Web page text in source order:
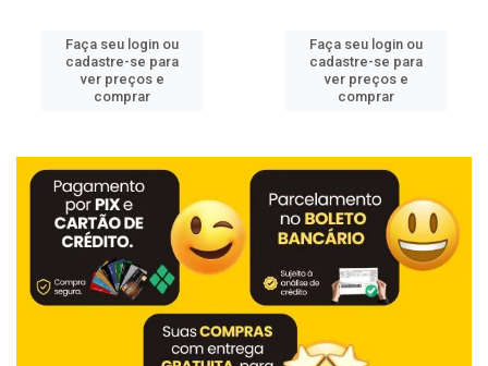
Faça seu login ou
cadastre-se para
ver preços e
comprar
Faça seu login ou
cadastre-se para
ver preços e
comprar